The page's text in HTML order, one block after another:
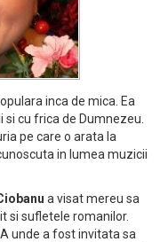
inca de mica. Ea
cu frica de Dumnezeu.
pe care o arata la
in lumea muzicii
a visat mereu sa
si sufletele romanilor.
unde a fost invitata sa